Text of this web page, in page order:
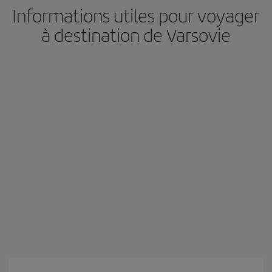
Informations utiles pour voyager
à destination de Varsovie